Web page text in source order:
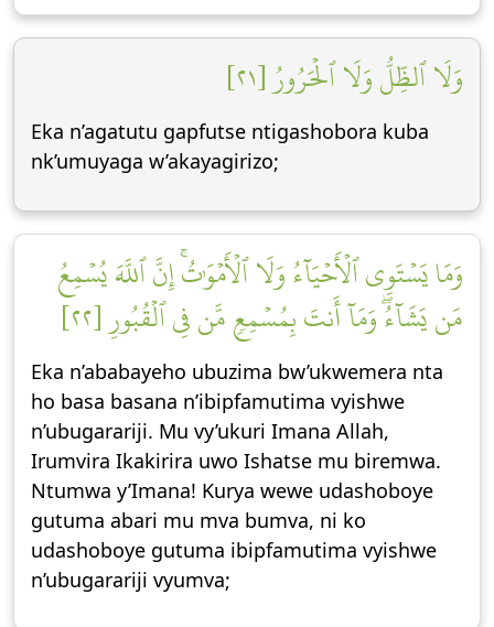
وَلَا ٱلظِّلُّ وَلَا ٱلۡحَرُورُ [٢١]
Eka n’agatutu gapfutse ntigashobora kuba
nk’umuyaga w’akayagirizo;
وَمَا يَسۡتَوِي ٱلۡأَحۡيَآءُ وَلَا ٱلۡأَمۡوَٰتُۚ إِنَّ ٱللَّهَ يُسۡمِعُ
مَن يَشَآءُۖ وَمَآ أَنتَ بِمُسۡمِعٖ مَّن فِي ٱلۡقُبُورِ [٢٢]
Eka n’ababayeho ubuzima bw’ukwemera nta
ho basa basana n’ibipfamutima vyishwe
n’ubugarariji. Mu vy’ukuri Imana Allah,
Irumvira Ikakirira uwo Ishatse mu biremwa.
Ntumwa y’Imana! Kurya wewe udashoboye
gutuma abari mu mva bumva, ni ko
udashoboye gutuma ibipfamutima vyishwe
n’ubugarariji vyumva;